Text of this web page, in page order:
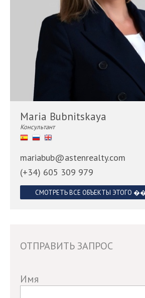
ОТПРАВИТЬ ЗАПРОС
If
Имя
Maria Bubnitskaya
Консультант
mariabub@astenrealty.com
(+34) 605 309 979
СМОТРЕТЬ ВСЕ ОБЪЕКТЫ ЭТОГО